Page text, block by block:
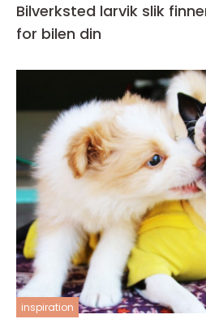
Bilverksted larvik slik finner du riktig verksted
for bilen din
inspiration